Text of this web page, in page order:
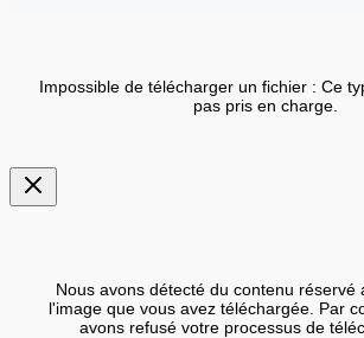
Impossible de télécharger un fichier : Ce
pas pris en charge.
Nous avons détecté du contenu réservé
l'image que vous avez téléchargée. Par
avons refusé votre processus de